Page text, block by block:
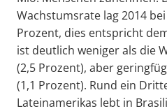
Wachstumsrate lag 2014
Prozent, dies entspricht
ist deutlich weniger als die
(2,5 Prozent), aber
(1,1 Prozent). Rund ein
Lateinamerikas lebt in